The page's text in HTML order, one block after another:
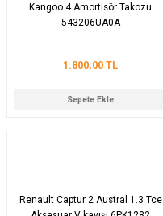
Kangoo 4 Amortisör Takozu
543206UA0A
1.800,00 TL
Sepete Ekle
Renault Captur 2 Austral 1.3 Tce